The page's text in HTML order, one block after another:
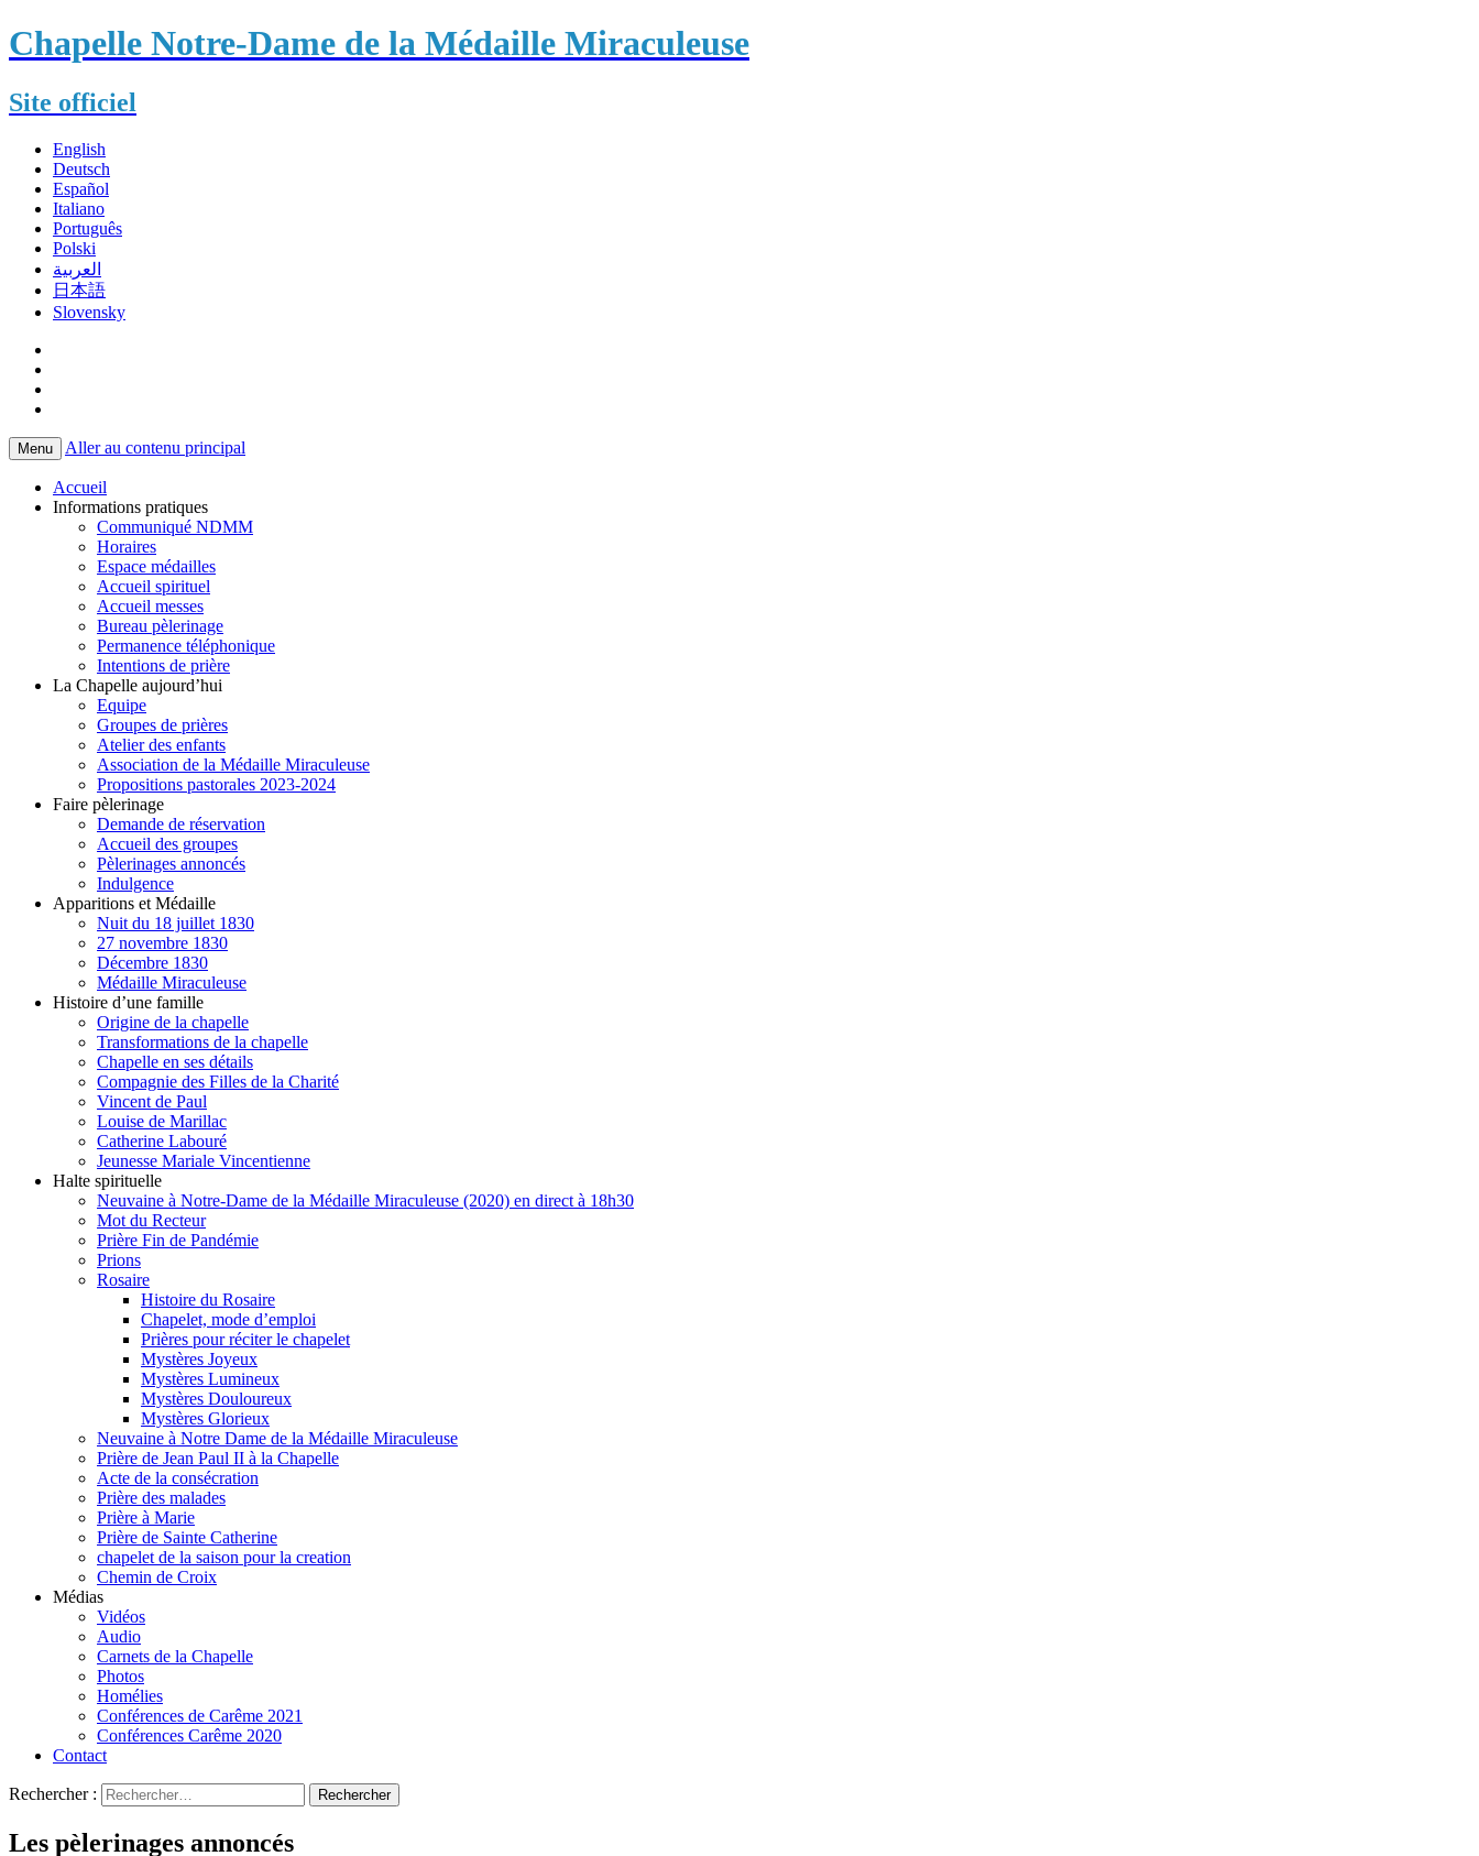
Chapelle Notre-Dame de la Médaille Miraculeuse
Site officiel
English
Deutsch
Español
Italiano
Português
Polski
العربية
日本語
Slovensky
Menu Aller au contenu principal
Accueil
Informations pratiques
Communiqué NDMM
Horaires
Espace médailles
Accueil spirituel
Accueil messes
Bureau pèlerinage
Permanence téléphonique
Intentions de prière
La Chapelle aujourd’hui
Equipe
Groupes de prières
Atelier des enfants
Association de la Médaille Miraculeuse
Propositions pastorales 2023-2024
Faire pèlerinage
Demande de réservation
Accueil des groupes
Pèlerinages annoncés
Indulgence
Apparitions et Médaille
Nuit du 18 juillet 1830
27 novembre 1830
Décembre 1830
Médaille Miraculeuse
Histoire d’une famille
Origine de la chapelle
Transformations de la chapelle
Chapelle en ses détails
Compagnie des Filles de la Charité
Vincent de Paul
Louise de Marillac
Catherine Labouré
Jeunesse Mariale Vincentienne
Halte spirituelle
Neuvaine à Notre-Dame de la Médaille Miraculeuse (2020) en direct à 18h30
Mot du Recteur
Prière Fin de Pandémie
Prions
Rosaire
Histoire du Rosaire
Chapelet, mode d’emploi
Prières pour réciter le chapelet
Mystères Joyeux
Mystères Lumineux
Mystères Douloureux
Mystères Glorieux
Neuvaine à Notre Dame de la Médaille Miraculeuse
Prière de Jean Paul II à la Chapelle
Acte de la consécration
Prière des malades
Prière à Marie
Prière de Sainte Catherine
chapelet de la saison pour la creation
Chemin de Croix
Médias
Vidéos
Audio
Carnets de la Chapelle
Photos
Homélies
Conférences de Carême 2021
Conférences Carême 2020
Contact
Rechercher :
Les pèlerinages annoncés